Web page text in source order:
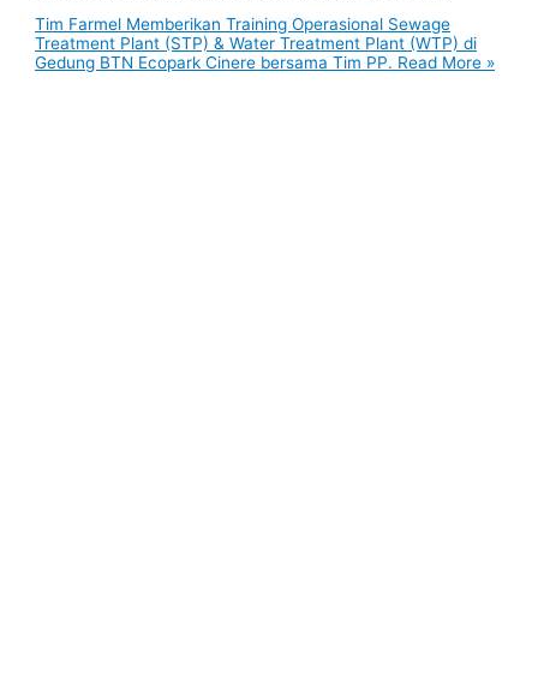
Tim Farmel Memberikan Training Operasional Sewage
Treatment Plant (STP) & Water Treatment Plant (WTP) di
Gedung BTN Ecopark Cinere bersama Tim PP. Read More »